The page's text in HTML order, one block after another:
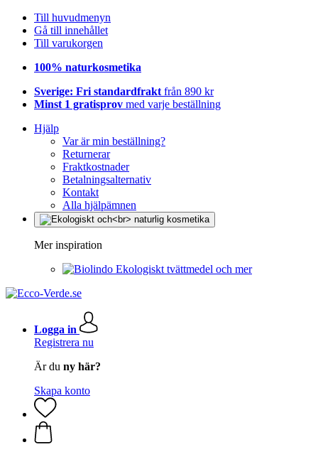
Till huvudmenyn
Gå till innehållet
Till varukorgen
100% naturkosmetika
Sverige: Fri standardfrakt från 890 kr
Minst 1 gratisprov med varje beställning
Hjälp
Var är min beställning?
Returnerar
Fraktkostnader
Betalningsalternativ
Kontakt
Alla hjälpämnen
Mer inspiration
Ekologiskt tvättmedel och mer
Logga in
Registrera nu
Är du ny här?
Skapa konto